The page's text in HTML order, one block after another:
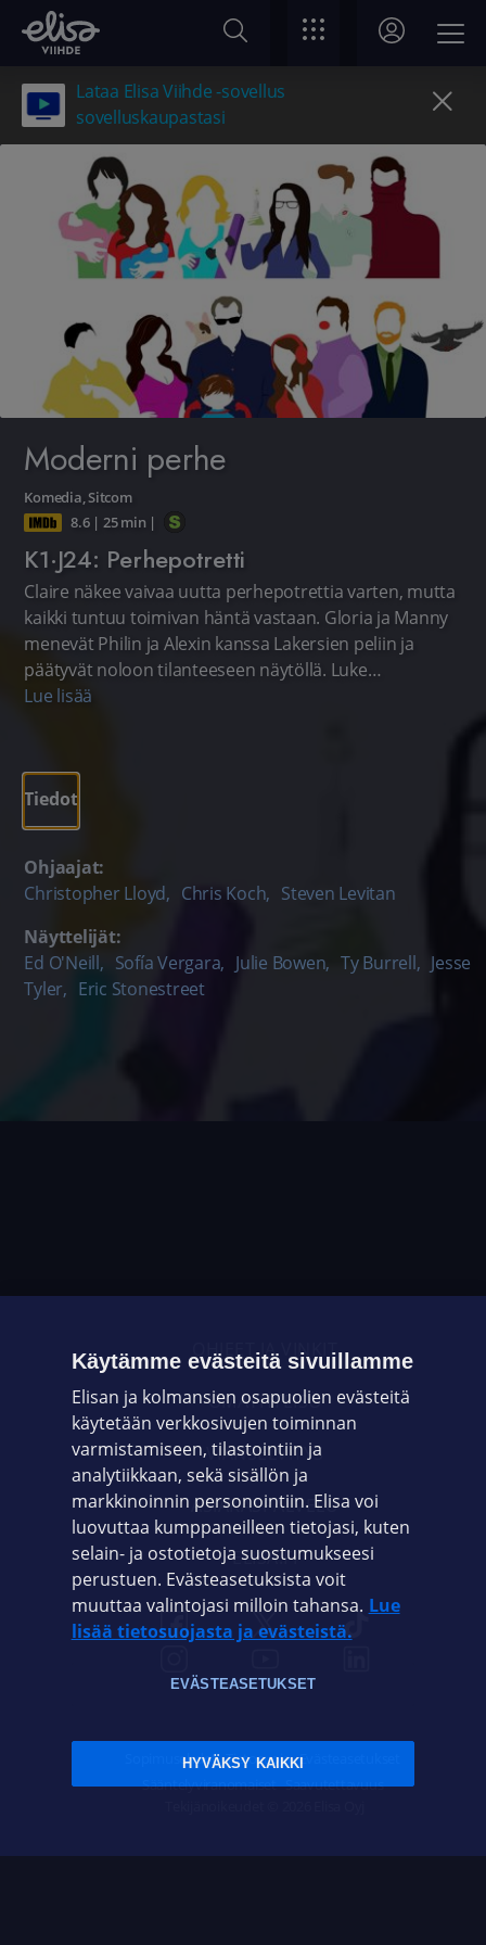
Lataa Elisa Viihde -sovellus
sovelluskaupastasi
Moderni perhe
Komedia,Sitcom
8.6| 25 min |
K1·J24: Perhepotretti
Claire näkee vaivaa uutta perhepotrettia varten, mutta
kaikki tuntuu toimivan häntä vastaan. Gloria ja Manny
menevät Philin ja Alexin kanssa Lakersien peliin ja
päätyvät noloon tilanteeseen näytöllä. Luke
haastattelee Jayta kouluprojektia varten, ja Cameron
Lue lisää
Tiedot
Ohjaajat:
Christopher Lloyd, Chris Koch, Steven Levitan
Näyttelijät:
Ed O'Neill, Sofía Vergara, Julie Bowen, Ty Burrell, Jesse
Tyler, Eric Stonestreet
OHJEET JA VINKIT
OMAYHTEISÖ
VIANSELVITYS
ASIAKASPALVELU
ELISA.FI
Sopimusehdot Tietosuoja Evästeasetukset
Sääntelyviranomaiset Saavutettavuus
Käytämme evästeitä sivuillamme
Elisan ja kolmansien osapuolien evästeitä
käytetään verkkosivujen toiminnan
varmistamiseen, tilastointiin ja
analytiikkaan, sekä sisällön ja
markkinoinnin personointiin. Elisa voi
luovuttaa kumppaneilleen tietojasi, kuten
selain- ja ostotietoja suostumukseesi
perustuen. Evästeasetuksista voit
muuttaa valintojasi milloin tahansa. Lue
lisää tietosuojasta ja evästeistä.
EVÄSTEASETUKSET
HYVÄKSY KAIKKI